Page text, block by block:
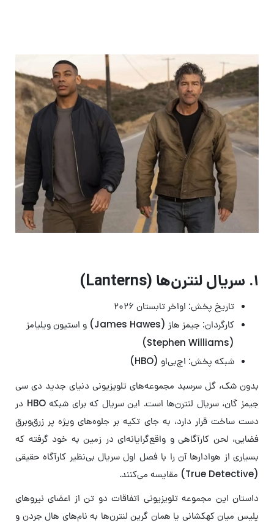
۱. سریال لنترن‌ها (Lanterns)
تاریخ پخش: اواخر تابستان ۲۰۲۶
کارگردان: جیمز هاز (James Hawes) و استیون ویلیامز
(Stephen Williams)
شبکه پخش: اچ‌بی‌او (HBO)
بدون شک، گل سرسبد مجموعه‌های تلویزیونی دنیای جدید دی سی
جیمز گان، سریال لنترن‌ها است. این سریال که برای شبکه HBO در
دست ساخت قرار دارد، به جای تکیه بر جلوه‌های ویژه پر زرق‌وبرق
فضایی، لحن کارآگاهی و واقع‌گرایانه‌ای در زمین به خود گرفته که
بسیاری از هوادارها آن را با فصل اول سریال بی‌نظیر کارآگاه حقیقی
(True Detective) مقایسه می‌کنند.
داستان این مجموعه تلویزیونی اتفاقات دو تن از اعضای نیروهای
پلیس میان کهکشانی یا همان گرین لنترن‌ها به نام‌های هال جردن و